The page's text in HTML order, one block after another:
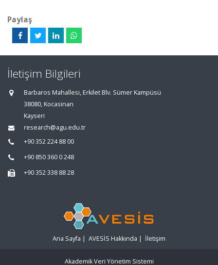
Paylaş
İletişim Bilgileri
Barbaros Mahallesi, Erkilet Blv. Sümer Kampüsü
38080, Kocasinan
Kayseri
research@agu.edu.tr
+90 352 224 88 00
+90 850 360 0 248
+90 352 338 88 28
Ana Sayfa | AVESİS Hakkında | İletişim
Akademik Veri Yönetim Sistemi